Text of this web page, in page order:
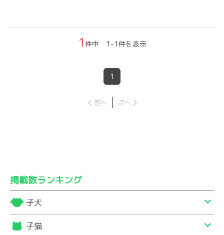
1 件中 1-1件を表示
1
前へ 次へ
掲載数ランキング
子犬
子猫